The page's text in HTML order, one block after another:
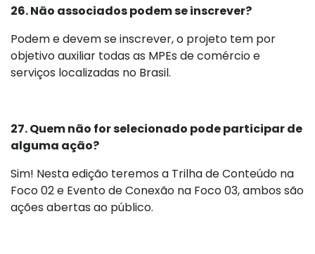
26. Não associados podem se inscrever?
Podem e devem se inscrever, o projeto tem por
objetivo auxiliar todas as MPEs de comércio e
serviços localizadas no Brasil.
27. Quem não for selecionado pode participar de
alguma ação?
Sim! Nesta edição teremos a Trilha de Conteúdo na
Foco 02 e Evento de Conexão na Foco 03, ambos são
ações abertas ao público.